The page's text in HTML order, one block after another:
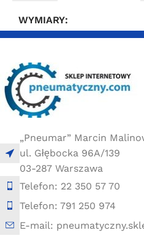
WYMIARY
„Pneumar” Marcin
ul. Głębocka 96A/139
03-287 Warszawa
Telefon: 22 350 57 70
Telefon: 791 250 974
E-mail: